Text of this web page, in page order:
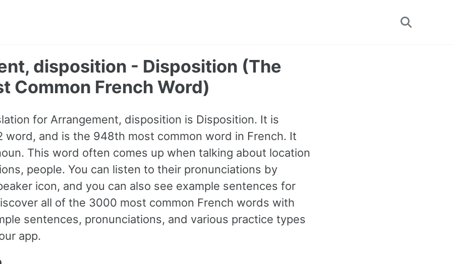
Toggle
disposition - Disposition (The
Common French Word)
for Arrangement, disposition is Disposition. It is
word, and is the 948th most common word in French. It
This word often comes up when talking about location
people. You can listen to their pronunciations by
icon, and you can also see example sentences for
all of the 3000 most common French words with
sentences, pronunciations, and various practice types
app.